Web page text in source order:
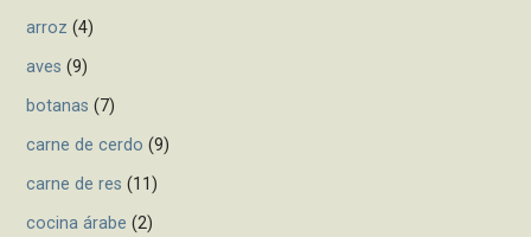
n
arroz (4)
aves (9)
botanas (7)
carne de cerdo (9)
carne de res (11)
cocina árabe (2)